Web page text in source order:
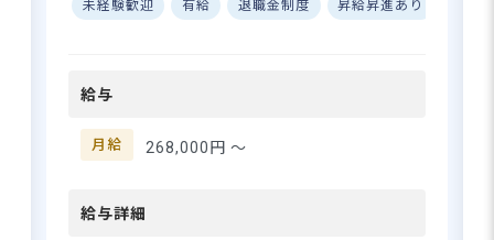
す。
ちの「自分らしく輝いて生き
日々感じられる職場です。食
事・睡眠・排泄のお世話だけ
会性の育成や季節の行事な
未経験歓迎 有給 退職金制度 昇給昇進あり
給与
月給 268,000円 〜
給与詳細